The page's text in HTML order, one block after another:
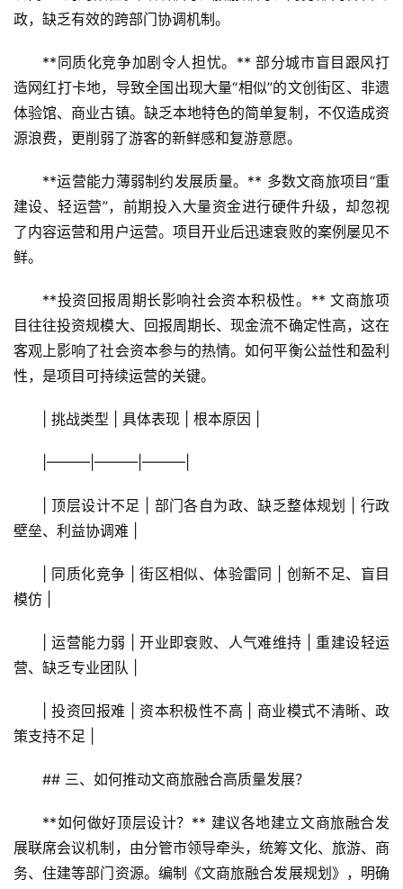
首
景
消
合
政，缺乏有效的跨部门协调机制。
**同质化竞争加剧令人担忧。** 部分城市盲目跟风打
造网红打卡地，导致全国出现大量“相似”的文创街区、非遗
体验馆、商业古镇。缺乏本地特色的简单复制，不仅造成资
源浪费，更削弱了游客的新鲜感和复游意愿。
**运营能力薄弱制约发展质量。** 多数文商旅项目“重
建设、轻运营”，前期投入大量资金进行硬件升级，却忽视
了内容运营和用户运营。项目开业后迅速衰败的案例屡见不
鲜。
**投资回报周期长影响社会资本积极性。** 文商旅项
目往往投资规模大、回报周期长、现金流不确定性高，这在
客观上影响了社会资本参与的热情。如何平衡公益性和盈利
性，是项目可持续运营的关键。
| 挑战类型 | 具体表现 | 根本原因 |
|———|———|———|
| 顶层设计不足 | 部门各自为政、缺乏整体规划 | 行政
壁垒、利益协调难 |
| 同质化竞争 | 街区相似、体验雷同 | 创新不足、盲目
模仿 |
| 运营能力弱 | 开业即衰败、人气难维持 | 重建设轻运
营、缺乏专业团队 |
| 投资回报难 | 资本积极性不高 | 商业模式不清晰、政
策支持不足 |
## 三、如何推动文商旅融合高质量发展？
**如何做好顶层设计？** 建议各地建立文商旅融合发
展联席会议机制，由分管市领导牵头，统筹文化、旅游、商
务、住建等部门资源。编制《文商旅融合发展规划》，明确